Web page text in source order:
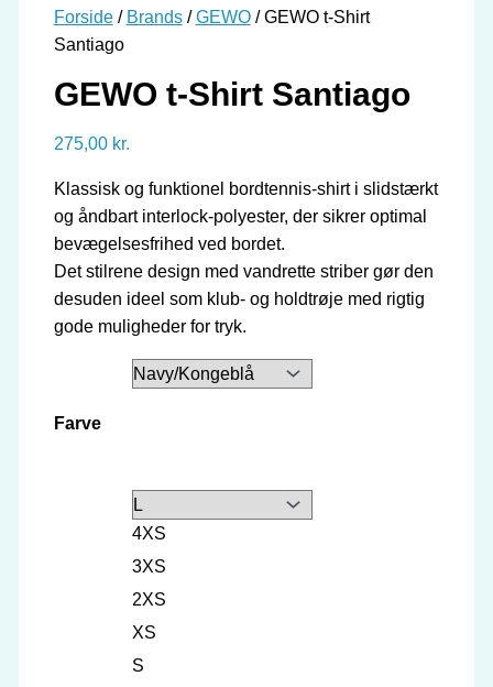
Forside/ Brands/GEWO/ GEWO t-Shirt
Santiago
GEWO t-Shirt Santiago
275,00 kr.
Klassisk og funktionel bordtennis-shirt i slidstærkt
og åndbart interlock-polyester, der sikrer optimal
bevægelsesfrihed ved bordet.
Det stilrene design med vandrette striber gør den
desuden ideel som klub- og holdtrøje med rigtig
gode muligheder for tryk.
Farve
4XS
3XS
2XS
XS
S